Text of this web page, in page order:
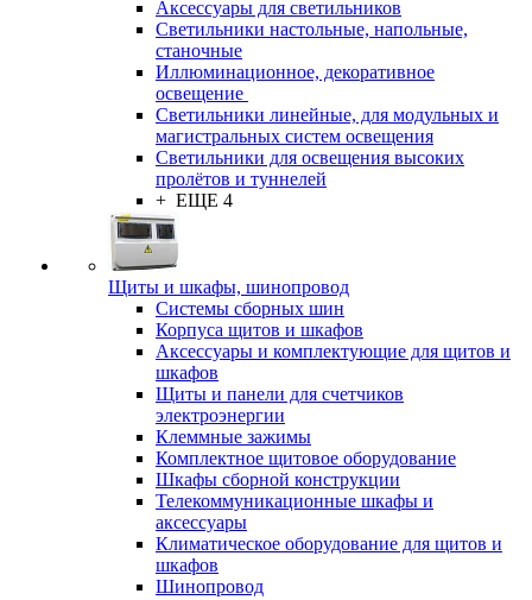
Аксессуары для светильников
Светильники настольные, напольные,
станочные
Иллюминационное, декоративное
освещение
Светильники линейные, для модульных и
магистральных систем освещения
Светильники для освещения высоких
пролётов и туннелей
+ ЕЩЕ 4
Щиты и шкафы, шинопровод
Системы сборных шин
Корпуса щитов и шкафов
Аксессуары и комплектующие для щитов и
шкафов
Щиты и панели для счетчиков
электроэнергии
Клеммные зажимы
Комплектное щитовое оборудование
Шкафы сборной конструкции
Телекоммуникационные шкафы и
аксессуары
Климатическое оборудование для щитов и
шкафов
Шинопровод